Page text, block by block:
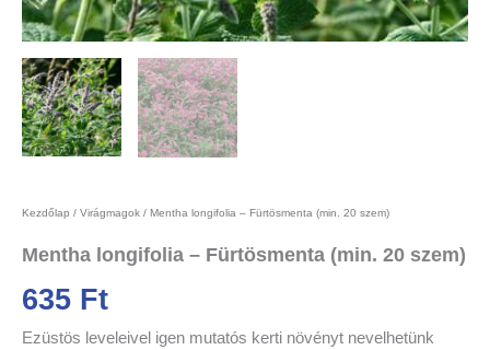
Kezdőlap / Virágmagok / Mentha longifolia – Fürtösmenta (min. 20 szem)
Mentha longifolia – Fürtösmenta (min. 20 szem)
635 Ft
Ezüstös leveleivel igen mutatós kerti növényt nevelhetünk